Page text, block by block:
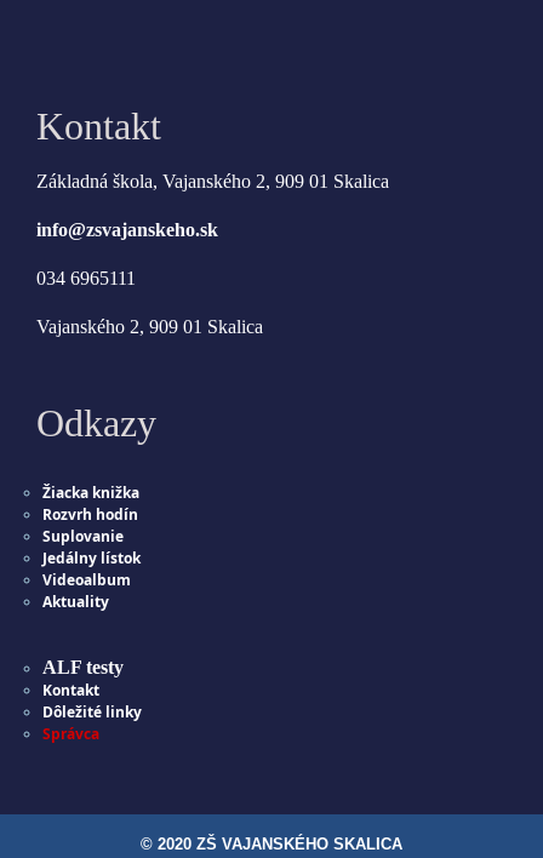
Kontakt
Základná škola, Vajanského 2, 909 01 Skalica
info@zsvajanskeho.sk
034 6965111
Vajanského 2, 909 01 Skalica
Odkazy
Žiacka knižka
Rozvrh hodín
Suplovanie
Jedálny lístok
Videoalbum
Aktuality
ALF testy
Kontakt
Dôležité linky
Správca
© 2020 ZŠ VAJANSKÉHO SKALICA